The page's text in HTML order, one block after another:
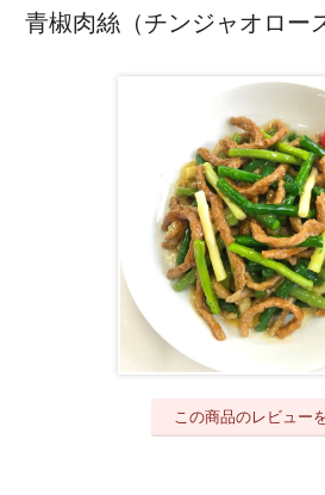
青椒肉絲（チンジャオロー
この商品のレビュー